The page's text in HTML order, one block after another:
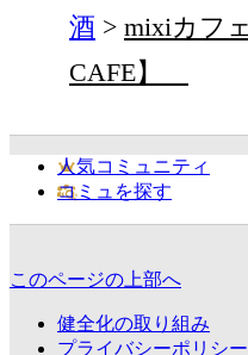
酒
mixiカフ
CAFE】
人気コミュニティ
コミュを探す
このページの上部へ
健全化の取り組み
プライバシーポリシー